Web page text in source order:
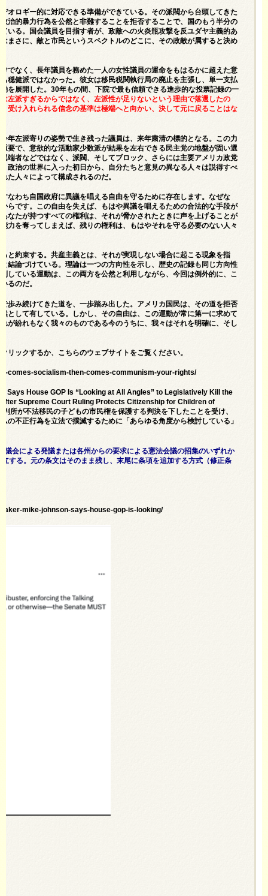
オロギー的に対応できる準備ができている。その派閥から台頭してきた
治的暴力行為を公然と非難することを拒否することで、国のもう半分の
いる。国会議員を目指す者が、政敵への火炎瓶攻撃を反ユダヤ主義的あ
まさに、敵と市民というスペクトルのどこに、その政敵が属すると決め
でなく、長年議員を務めた一人の女性議員の運命をもはるかに超えた意
穏健派ではなかった。彼女は移民税関執行局の廃止を主張し、単一支払
を展開した。30年もの間、下院で最も信頼できる進歩的な投票記録の一
左派すぎるからではなく、左派性が足りないという理由で落選したの
受け入れられる信念の基準は極端へと向かい、決して元に戻ることはな
年左派寄りの姿勢で生き残った議員は、来年粛清の標的となる。この力
要で、意欲的な活動家少数派が結果を左右できる民主党の地盤が固い選
端者などではなく、派閥、そしてブロック、さらには主要アメリカ政党
政治の世界に入った初日から、自分たちと意見の異なる人々は説得すべ
た人々によって構成されるのだ。
なわち自国政府に異議を唱える自由を守るために存在します。なぜな
らです。この自由を失えば、もはや異議を唱えるための合法的な手段が
なたが持つすべての権利は、それが脅かされたときに声を上げることが
力を奪ってしまえば、残りの権利は、もはやそれを守る必要のない人々
と約束する。共産主義とは、それが実現しない場合に起こる現象を指
結論づけている。理論は一つの方向性を示し、歴史の記録も同じ方向性
している運動は、この両方を公然と利用しながら、今回は例外的に、こ
るのだ。
歩み続けてきた道を、一歩踏み出した。アメリカ国民は、その道を拒否
として有している。しかし、その自由は、この運動が常に第一に求めて
が紛れもなく我々のものである今のうちに、我々はそれを明確に、そし
リックするか、 こちらのウェブサイトをご覧ください。
comes-socialism-then-comes-communism-your-rights/
Says House GOP Is “Looking at All Angles” to Legislatively Kill the
Supreme Court Ruling Protects Citizenship for Children of
所が不法移民の子どもの市民権を保護する判決を下したことを受け、
の不正行為を立法で撲滅するために「あらゆる角度から検討している」
議会による発議または各州からの要求による憲法会議の招集のいずれか
する。元の条文はそのまま残し、末尾に条項を追加する方式（修正条
mike-johnson-says-house-gop-is-looking/